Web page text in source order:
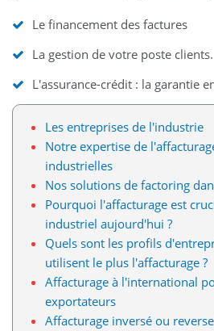
Le financement des factures
La gestion de votre poste clients.
L'assurance-crédit : la garantie
Les entreprises de l'industrie
Notre expertise de
industrielles
Nos solutions de factoring
Pourquoi l'affacturage est
industriel aujourd'hui ?
Quels sont les profils
utilisent le plus l'affacturage ?
Affacturage à l'international
exportateurs
Affacturage inversé ou